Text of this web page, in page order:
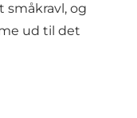
småkravl, og
ud til det